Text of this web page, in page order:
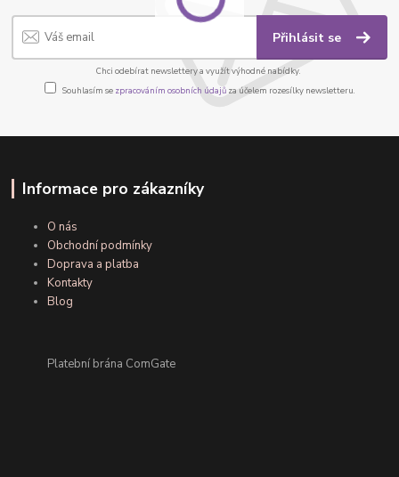
Přihlásit se
Chci odebírat newslettery a využít výhodné nabídky.
Souhlasím se zpracováním osobních údajůza účelem rozesílky newsletteru.
Informace pro zákazníky
O nás
Obchodní podmínky
Doprava a platba
Kontakty
Blog
Platební brána ComGate